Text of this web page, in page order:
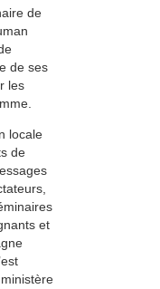
de
de ses
les
locale
de
et